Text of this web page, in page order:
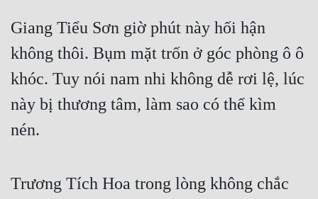
Giang Tiểu Sơn giờ phút này hối hận
không thôi. Bụm mặt trốn ở góc phòng ô ô
khóc. Tuy nói nam nhi không dễ rơi lệ, lúc
này bị thương tâm, làm sao có thể kìm
nén.
Trương Tích Hoa trong lòng không chắc